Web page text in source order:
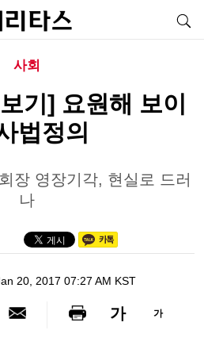
사회
기] 요원해 보이
법정의
장 영장기각, 현실로 드러
나
20, 2017 07:27 AM KST
가 가